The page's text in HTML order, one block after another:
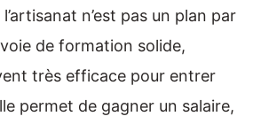
n’est pas un plan par
de formation solide,
très efficace pour entrer
permet de gagner un salaire,